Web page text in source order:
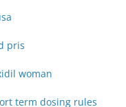
pris
woman
term dosing rules